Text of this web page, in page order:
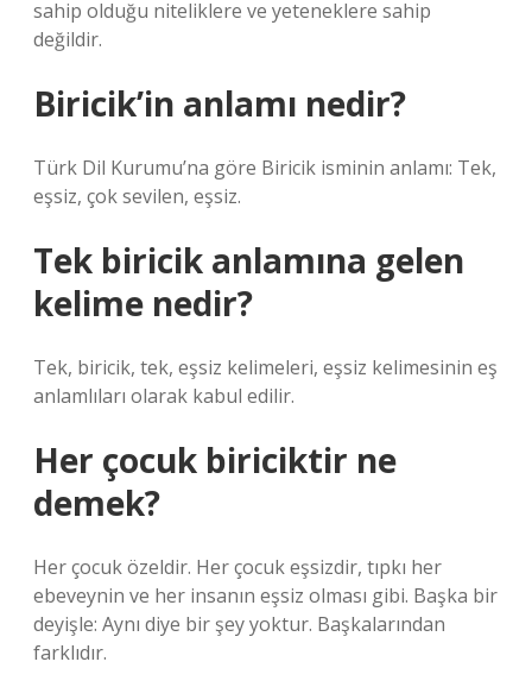
sahip olduğu niteliklere ve yeteneklere sahip
değildir.
Biricik’in anlamı nedir?
Türk Dil Kurumu’na göre Biricik isminin anlamı: Tek,
eşsiz, çok sevilen, eşsiz.
Tek biricik anlamına gelen
kelime nedir?
Tek, biricik, tek, eşsiz kelimeleri, eşsiz kelimesinin eş
anlamlıları olarak kabul edilir.
Her çocuk biriciktir ne
demek?
Her çocuk özeldir. Her çocuk eşsizdir, tıpkı her
ebeveynin ve her insanın eşsiz olması gibi. Başka bir
deyişle: Aynı diye bir şey yoktur. Başkalarından
farklıdır.